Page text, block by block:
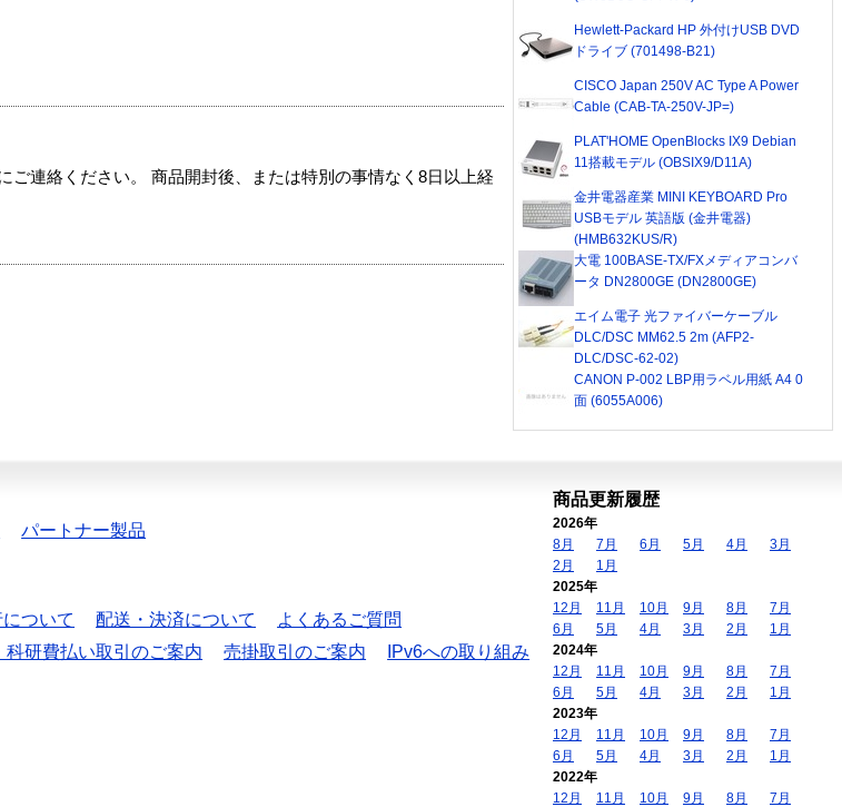
連絡ください。 商品開封後、または特別の事情なく8日以上経
Hewlett-Packard HP 外付けUSB DVD
ドライブ (701498-B21)
CISCO Japan 250V AC Type A Power
Cable (CAB-TA-250V-JP=)
PLAT'HOME OpenBlocks IX9 Debian
11搭載モデル (OBSIX9/D11A)
金井電器産業 MINI KEYBOARD Pro
USBモデル 英語版 (金井電器)
(HMB632KUS/R)
大電 100BASE-TX/FXメディアコンバ
ータ DN2800GE (DN2800GE)
エイム電子 光ファイバーケーブル
DLC/DSC MM62.5 2m (AFP2-
DLC/DSC-62-02)
CANON P-002 LBP用ラベル用紙 A4 0
面 (6055A006)
パートナー製品
ついて 配送・決済について
よくあるご質問
科研費払い取引のご案内 売掛取引のご案内
IPv6への取り組み
商品更新履歴
2026年
8月
7月 6月 5月 4月
3月
2月
1月
2025年
12月
11月 10月 9月 8月
7月
6月
5月 4月 3月 2月
1月
2024年
12月
11月 10月 9月 8月
7月
6月
5月 4月 3月 2月
1月
2023年
12月
11月 10月 9月 8月
7月
6月
5月 4月 3月 2月
1月
2022年
12月
11月 10月 9月 8月
7月